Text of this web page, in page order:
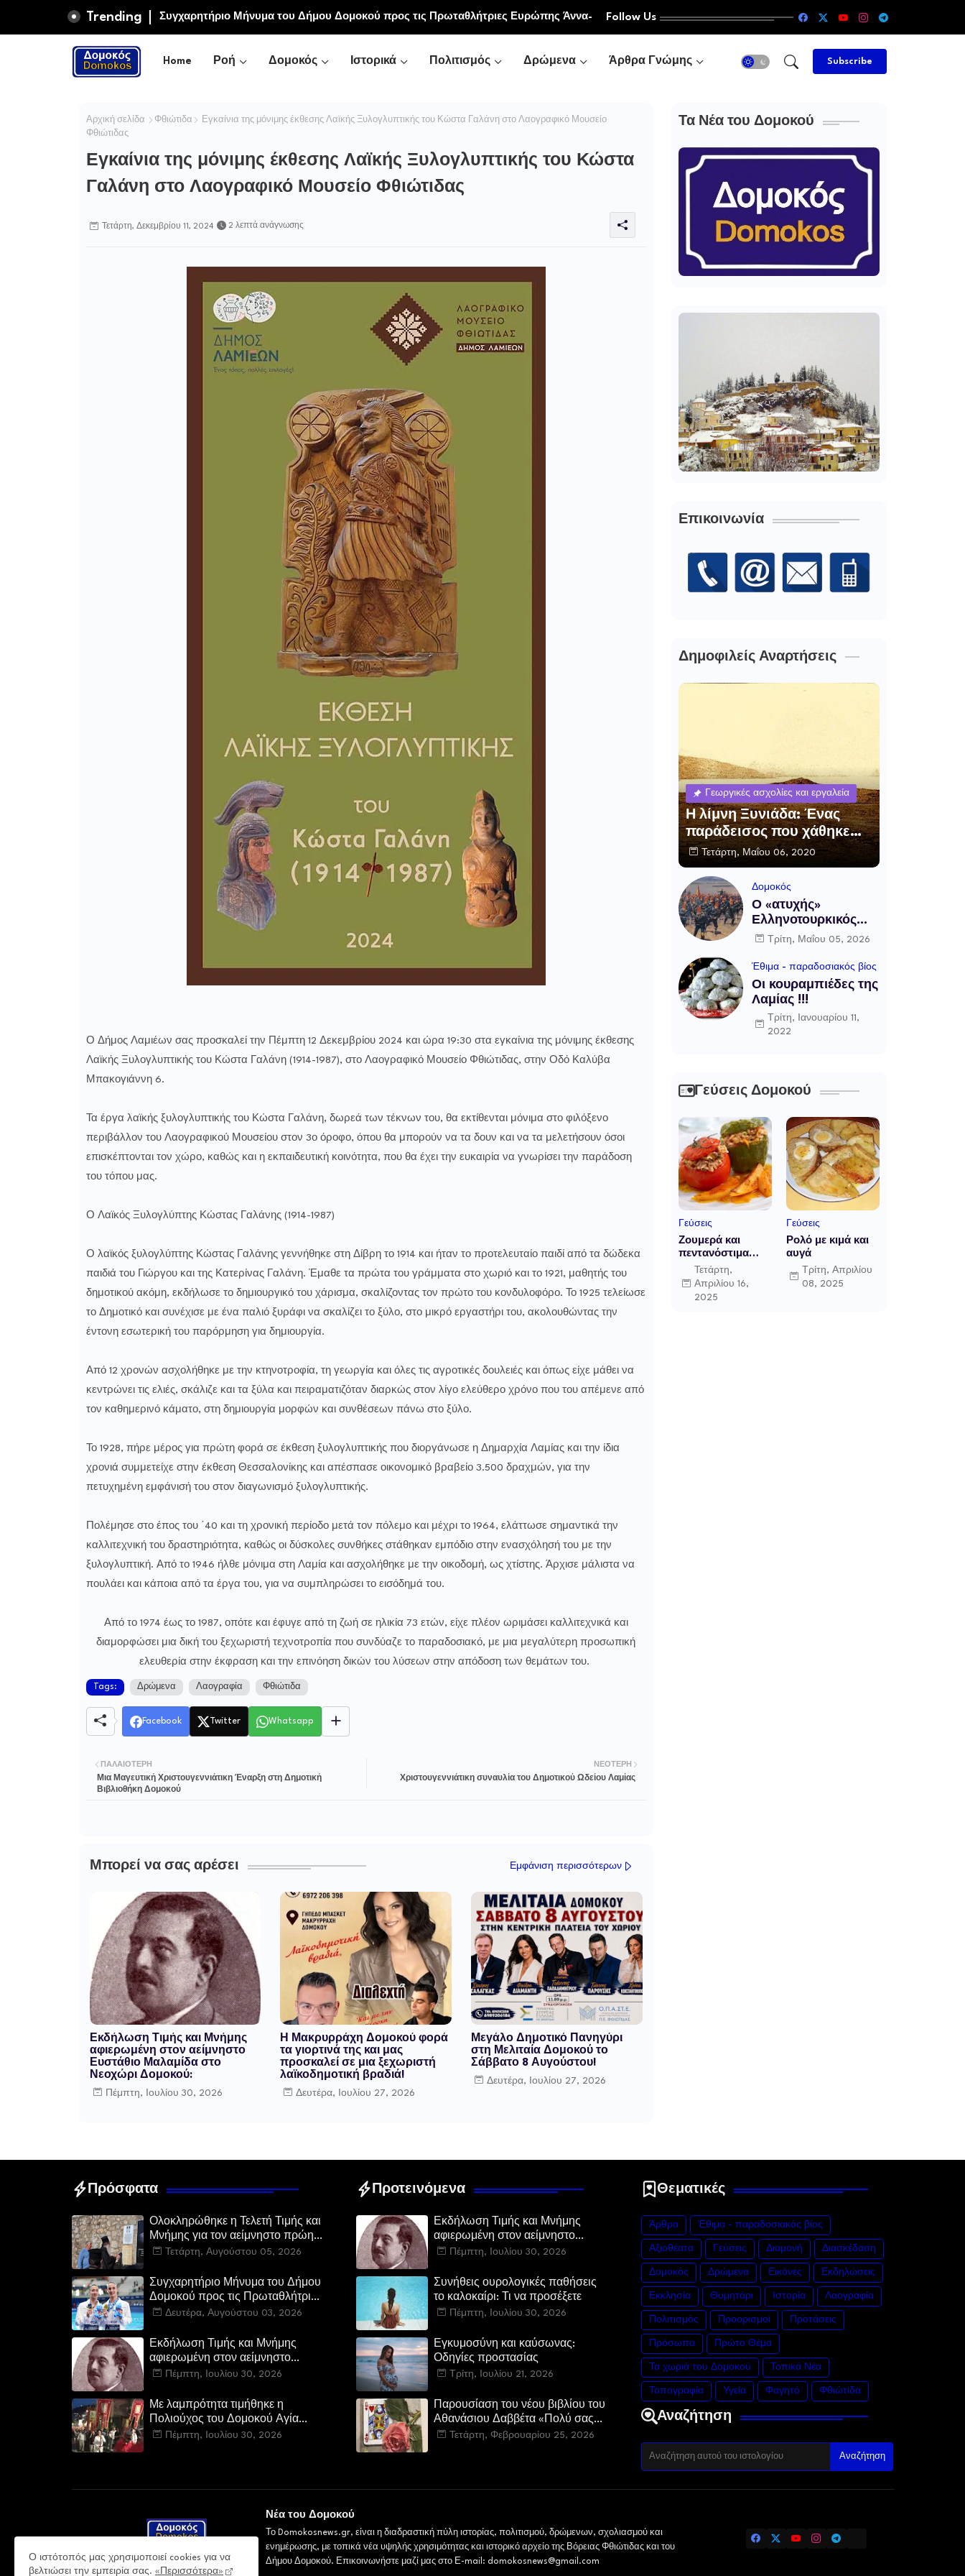
Trending Συγχαρητήριο Μήνυμα του Δήμου Δομοκού προς τις Πρωταθλήτριες Ευρώπης Άννα- Follow Us
Home Ροή Δομοκός Ιστορικά Πολιτισμός Δρώμενα Άρθρα Γνώμης Subscribe
Αρχική σελίδα Φθιώτιδα
Εγκαίνια της μόνιμης έκθεσης Λαϊκής Ξυλογλυπτικής του Κώστα Γαλάνη στο Λαογραφικό Μουσείο
Φθιώτιδας
Εγκαίνια της μόνιμης έκθεσης Λαϊκής Ξυλογλυπτικής του Κώστα
Γαλάνη στο Λαογραφικό Μουσείο Φθιώτιδας
Τετάρτη, Δεκεμβρίου 11, 2024 2 λεπτά ανάγνωσης
Ο Δήμος Λαμιέων σας προσκαλεί την Πέμπτη 12 Δεκεμβρίου 2024 και ώρα 19:30 στα εγκαίνια της μόνιμης έκθεσης
Λαϊκής Ξυλογλυπτικής του Κώστα Γαλάνη (1914-1987), στο Λαογραφικό Μουσείο Φθιώτιδας, στην Οδό Καλύβα
Μπακογιάννη 6.
Τα έργα λαϊκής ξυλογλυπτικής του Κώστα Γαλάνη, δωρεά των τέκνων του, θα εκτίθενται μόνιμα στο φιλόξενο
περιβάλλον του Λαογραφικού Μουσείου στον 3ο όροφο, όπου θα μπορούν να τα δουν και να τα μελετήσουν όσοι
επισκέπτονται τον χώρο, καθώς και η εκπαιδευτική κοινότητα, που θα έχει την ευκαιρία να γνωρίσει την παράδοση
του τόπου μας.
Ο Λαϊκός Ξυλογλύπτης Κώστας Γαλάνης (1914-1987)
Ο λαϊκός ξυλογλύπτης Κώστας Γαλάνης γεννήθηκε στη Δίβρη το 1914 και ήταν το προτελευταίο παιδί από τα δώδεκα
παιδιά του Γιώργου και της Κατερίνας Γαλάνη. Έμαθε τα πρώτα του γράμματα στο χωριό και το 1921, μαθητής του
δημοτικού ακόμη, εκδήλωσε το δημιουργικό του χάρισμα, σκαλίζοντας τον πρώτο του κονδυλοφόρο. Το 1925 τελείωσε
το Δημοτικό και συνέχισε με ένα παλιό ξυράφι να σκαλίζει το ξύλο, στο μικρό εργαστήρι του, ακολουθώντας την
έντονη εσωτερική του παρόρμηση για δημιουργία.
Από 12 χρονών ασχολήθηκε με την κτηνοτροφία, τη γεωργία και όλες τις αγροτικές δουλειές και όπως είχε μάθει να
κεντρώνει τις ελιές, σκάλιζε και τα ξύλα και πειραματιζόταν διαρκώς στον λίγο ελεύθερο χρόνο που του απέμενε από
τον καθημερινό κάματο, στη δημιουργία μορφών και συνθέσεων πάνω στο ξύλο.
Το 1928, πήρε μέρος για πρώτη φορά σε έκθεση ξυλογλυπτικής που διοργάνωσε η Δημαρχία Λαμίας και την ίδια
χρονιά συμμετείχε στην έκθεση Θεσσαλονίκης και απέσπασε οικονομικό βραβείο 3.500 δραχμών, για την
πετυχημένη εμφάνισή του στον διαγωνισμό ξυλογλυπτικής.
Πολέμησε στο έπος του ΄40 και τη χρονική περίοδο μετά τον πόλεμο και μέχρι το 1964, ελάττωσε σημαντικά την
καλλιτεχνική του δραστηριότητα, καθώς οι δύσκολες συνθήκες στάθηκαν εμπόδιο στην ενασχόλησή του με την
ξυλογλυπτική. Από το 1946 ήλθε μόνιμα στη Λαμία και ασχολήθηκε με την οικοδομή, ως χτίστης. Άρχισε μάλιστα να
πουλάει και κάποια από τα έργα του, για να συμπληρώσει το εισόδημά του.
Από το 1974 έως το 1987, οπότε και έφυγε από τη ζωή σε ηλικία 73 ετών, είχε πλέον ωριμάσει καλλιτεχνικά και
διαμορφώσει μια δική του ξεχωριστή τεχνοτροπία που συνδύαζε το παραδοσιακό, με μια μεγαλύτερη προσωπική
ελευθερία στην έκφραση και την επινόηση δικών του λύσεων στην απόδοση των θεμάτων του.
Tags: Δρώμενα Λαογραφία Φθιώτιδα
Facebook Twitter Whatsapp
ΝΕΌΤΕΡΗ
Χριστουγεννιάτικη συναυλία του Δημοτικού Ωδείου Λαμίας
ΠΑΛΑΙΌΤΕΡΗ
Μια Μαγευτική Χριστουγεννιάτικη Έναρξη στη Δημοτική
Βιβλιοθήκη Δομοκού
Μπορεί να σας αρέσει Εμφάνιση περισσότερων
Εκδήλωση Τιμής και Μνήμης
αφιερωμένη στον αείμνηστο
Ευστάθιο Μαλαμίδα στο
Νεοχώρι Δομοκού:
Πέμπτη, Ιουλίου 30, 2026
Η Μακρυρράχη Δομοκού φορά
τα γιορτινά της και μας
προσκαλεί σε μια ξεχωριστή
λαϊκοδημοτική βραδιά!
Δευτέρα, Ιουλίου 27, 2026
Μεγάλο Δημοτικό Πανηγύρι
στη Μελιταία Δομοκού το
Σάββατο 8 Αυγούστου!
Δευτέρα, Ιουλίου 27, 2026
Τα Νέα του Δομοκού
Επικοινωνία
Δημοφιλείς Αναρτήσεις
Γεωργικές ασχολίες και εργαλεία
Η λίμνη Ξυνιάδα: Ένας
παράδεισος που χάθηκε…
Τετάρτη, Μαΐου 06, 2020
Δομοκός
Ο «ατυχής»
Ελληνοτουρκικός
πόλεμος και η μάχη
Μαΐου 1897
Τρίτη, Μαΐου 05, 2026
Έθιμα - παραδοσιακός βίος
Οι κουραμπιέδες της
Λαμίας !!!
Τρίτη, Ιανουαρίου 11,
2022
Γεύσεις Δομοκού
Γεύσεις
Ζουμερά και
πεντανόστιμα
γεμιστά
Τετάρτη,
Απριλίου 16,
2025
Γεύσεις
Ρολό με κιμά και
αυγά
Τρίτη, Απριλίου
08, 2025
Πρόσφατα
Ολοκληρώθηκε η Τελετή Τιμής και
Μνήμης για τον αείμνηστο πρώην
Υπουργό Ευστάθιο Μαλαμίδα στο
Τετάρτη, Αυγούστου 05, 2026
Συγχαρητήριο Μήνυμα του Δήμου
Δομοκού προς τις Πρωταθλήτριες
Ευρώπης Άννα-Μαρία και
Δευτέρα, Αυγούστου 03, 2026
Εκδήλωση Τιμής και Μνήμης
αφιερωμένη στον αείμνηστο
Ευστάθιο Μαλαμίδα στο Νεοχώρι
Πέμπτη, Ιουλίου 30, 2026
Με λαμπρότητα τιμήθηκε η
Πολιούχος του Δομοκού Αγία
Παρασκευή
Πέμπτη, Ιουλίου 30, 2026
Προτεινόμενα
Εκδήλωση Τιμής και Μνήμης
αφιερωμένη στον αείμνηστο
Ευστάθιο Μαλαμίδα στο Νεοχώρι
Πέμπτη, Ιουλίου 30, 2026
Συνήθεις ουρολογικές παθήσεις
το καλοκαίρι: Τι να προσέξετε
Πέμπτη, Ιουλίου 30, 2026
Εγκυμοσύνη και καύσωνας:
Οδηγίες προστασίας
Τρίτη, Ιουλίου 21, 2026
Παρουσίαση του νέου βιβλίου του
Αθανάσιου Δαββέτα «Πολύ σας
αγαπήσαμε» στον Ιανό
Τετάρτη, Φεβρουαρίου 25, 2026
Θεματικές
Άρθρα Έθιμα - παραδοσιακός βίος
Αξιοθέατα Γεύσεις Διαμονή Διασκέδαση
Δομοκός Δρώμενα Εικόνες Εκδηλώσεις
Εκκλησία Θυμητάρι Ιστορία Λαογραφία
Πολιτισμός Προορισμοί Προτάσεις
Πρόσωπα Πρώτο Θέμα
Τα χωριά του Δομοκού Τοπικά Νέα
Τοπογραφία Υγεία Φαγητό Φθιώτιδα
Αναζήτηση
Νέα του Δομοκού
Το Domokosnews.gr, είναι η διαδραστική πύλη ιστορίας, πολιτισμού, δρώμενων, σχολιασμού και
ενημέρωσης, με τοπικά νέα υψηλής χρησιμότητας και ιστορικό αρχείο της Βόρειας Φθιώτιδας και του
Δήμου Δομοκού. Επικοινωνήστε μαζί μας στο Ε-mail: domokosnews@gmail.com
Ο ιστότοπός μας χρησιμοποιεί cookies για να
βελτιώσει την εμπειρία σας. «Περισσότερα»